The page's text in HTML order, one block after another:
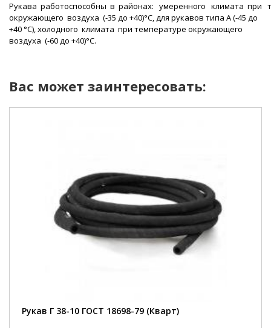
Рукава работоспособны в районах: умеренного климата при
окружающего воздуха (-35 до +40)°С, для рукавов типа А (-45 до
+40 °С), холодного климата при температуре окружающего
воздуха (-60 до +40)°С.
Вас может заинтересовать:
Рукав Г 38-10 ГОСТ 18698-79 (Кварт)